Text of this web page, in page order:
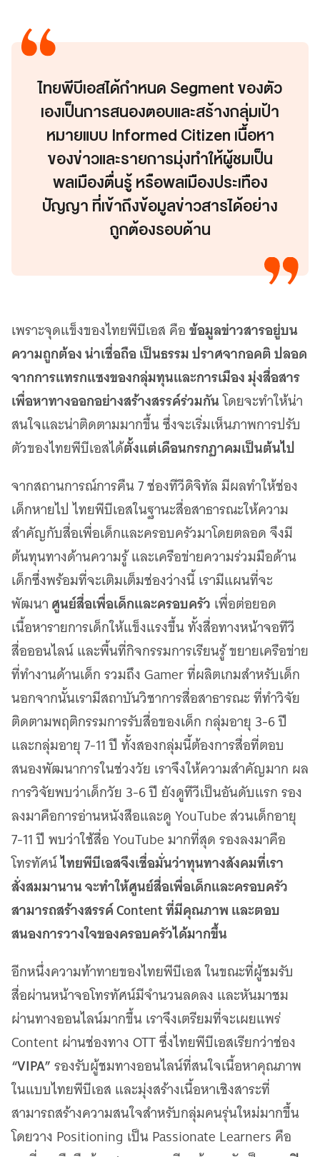
ไทยพีบีเอสได้กำหนด Segment ของตัว
เองเป็นการสนองตอบและสร้างกลุ่มเป้า
หมายแบบ Informed Citizen เนื้อหา
ของข่าวและรายการมุ่งทำให้ผู้ชมเป็น
พลเมืองตื่นรู้ หรือพลเมืองประเทือง
ปัญญา ที่เข้าถึงข้อมูลข่าวสารได้อย่าง
ถูกต้องรอบด้าน
เพราะจุดแข็งของไทยพีบีเอส คือข้อมูลข่าวสารอยู่บน
ความถูกต้อง น่าเชื่อถือ เป็นธรรม ปราศจากอคติ ปลอด
จากการแทรกแซงของกลุ่มทุนและการเมือง มุ่งสื่อสาร
เพื่อหาทางออกอย่างสร้างสรรค์ร่วมกันโดยจะทำให้น่า
สนใจและน่าติดตามมากขึ้น ซึ่งจะเริ่มเห็นภาพการปรับ
ตัวของไทยพีบีเอสได้ตั้งแต่เดือนกรกฏาคมเป็นต้นไป
จากสถานการณ์การคืน 7 ช่องทีวีดิจิทัล มีผลทำให้ช่อง
เด็กหายไป ไทยพีบีเอสในฐานะสื่อสาธารณะให้ความ
สำคัญกับสื่อเพื่อเด็กและครอบครัวมาโดยตลอด จึงมี
ต้นทุนทางด้านความรู้ และเครือข่ายความร่วมมือด้าน
เด็กซึ่งพร้อมที่จะเติมเต็มช่องว่างนี้ เรามีแผนที่จะ
พัฒนาศูนย์สื่อเพื่อเด็กและครอบครัว เพื่อต่อยอด
เนื้อหารายการเด็กให้แข็งแรงขึ้น ทั้งสื่อทางหน้าจอทีวี
สื่อออนไลน์ และพื้นที่กิจกรรมการเรียนรู้ ขยายเครือข่าย
ที่ทำงานด้านเด็ก รวมถึง Gamer ที่ผลิตเกมสำหรับเด็ก
นอกจากนั้นเรามีสถาบันวิชาการสื่อสาธารณะ ที่ทำวิจัย
ติดตามพฤติกรรมการรับสื่อของเด็ก กลุ่มอายุ 3-6 ปี
และกลุ่มอายุ 7-11 ปี ทั้งสองกลุ่มนี้ต้องการสื่อที่ตอบ
สนองพัฒนาการในช่วงวัย เราจึงให้ความสำคัญมาก ผล
การวิจัยพบว่าเด็กวัย 3-6 ปี ยังดูทีวีเป็นอันดับแรก รอง
ลงมาคือการอ่านหนังสือและดู YouTube ส่วนเด็กอายุ
7-11 ปี พบว่าใช้สื่อ YouTube มากที่สุด รองลงมาคือ
โทรทัศน์ไทยพีบีเอสจึงเชื่อมั่นว่าทุนทางสังคมที่เรา
สั่งสมมานาน จะทำให้ศูนย์สื่อเพื่อเด็กและครอบครัว
สามารถสร้างสรรค์ Content ที่มีคุณภาพ และตอบ
สนองการวางใจของครอบครัวได้มากขึ้น
อีกหนึ่งความท้าทายของไทยพีบีเอส ในขณะที่ผู้ชมรับ
สื่อผ่านหน้าจอโทรทัศน์มีจำนวนลดลง และหันมาชม
ผ่านทางออนไลน์มากขึ้น เราจึงเตรียมที่จะเผยแพร่
Content ผ่านช่องทาง OTT ซึ่งไทยพีบีเอสเรียกว่าช่อง
“VIPA”รองรับผู้ชมทางออนไลน์ที่สนใจเนื้อหาคุณภาพ
ในแบบไทยพีบีเอส และมุ่งสร้างเนื้อหาเชิงสาระที่
สามารถสร้างความสนใจสำหรับกลุ่มคนรุ่นใหม่มากขึ้น
โดยวาง Positioning เป็น Passionate Learners คือ